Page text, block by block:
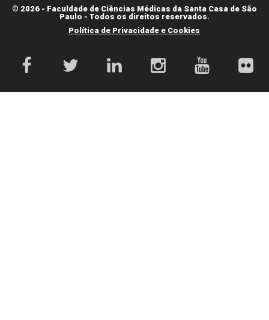
© 2026 - Faculdade de Ciências Médicas da Santa Casa de São
Paulo - Todos os direitos reservados.
Política de Privacidade e Cookies